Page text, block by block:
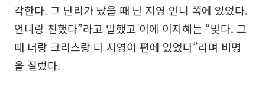
각한다. 그 난리가 났을 때 난 지영 언니 쪽에 있었다.
언니랑 친했다”라고 말했고 이에 이지혜는 “맞다. 그
때 너랑 크리스랑 다 지영이 편에 있었다”라며 비명
을 질렀다.